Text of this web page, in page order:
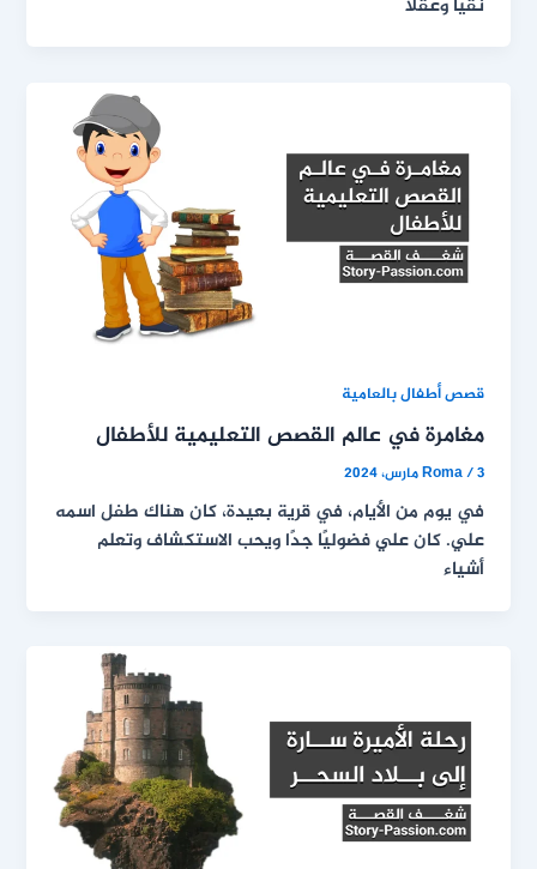
نقياً وعقلًا
قصص أطفال بالعامية
مغامرة في عالم القصص التعليمية للأطفال
Roma/3 مارس، 2024
في يوم من الأيام، في قرية بعيدة، كان هناك طفل اسمه
علي. كان علي فضوليًا جدًا ويحب الاستكشاف وتعلم
أشياء